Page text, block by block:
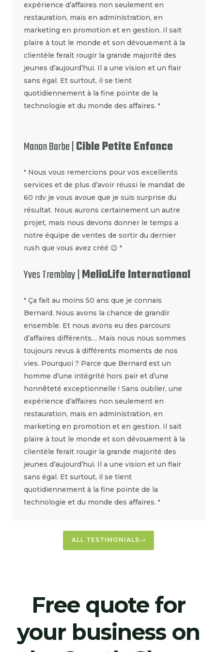
expérience d’affaires non seulement en
restauration, mais en administration, en
marketing en promotion et en gestion. Il sait
plaire à tout le monde et son dévouement à la
clientèle ferait rougir la grande majorité des
jeunes d’aujourd’hui. Il a une vision et un flair
sans égal. Et surtout, il se tient
quotidiennement à la fine pointe de la
technologie et du monde des affaires. "
Manon Barbe |Cible Petite Enfance
" Nous vous remercions pour vos excellents
services et de plus d’avoir réussi le mandat de
60 rdv je vous avoue que je suis surprise du
résultat. Nous aurons certainement un autre
projet, mais nous devons donner le temps a
notre équipe de ventes de sortir du dernier
rush que vous avez créé 😉 "
Yves Tremblay |MeliaLife International
" Ça fait au moins 50 ans que je connais
Bernard. Nous avons la chance de grandir
ensemble. Et nous avons eu des parcours
d’affaires différents… Mais nous nous sommes
toujours revus à différents moments de nos
vies. Pourquoi ? Parce que Bernard est un
homme d’une intégrité hors pair et d’une
honnêteté exceptionnelle ! Sans oublier, une
expérience d’affaires non seulement en
restauration, mais en administration, en
marketing en promotion et en gestion. Il sait
plaire à tout le monde et son dévouement à la
clientèle ferait rougir la grande majorité des
jeunes d’aujourd’hui. Il a une vision et un flair
sans égal. Et surtout, il se tient
quotidiennement à la fine pointe de la
technologie et du monde des affaires. "
ALL TESTIMONIALS
Free quote for
your business on